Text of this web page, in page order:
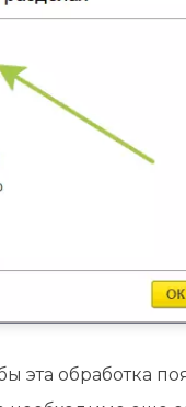
эта обработка